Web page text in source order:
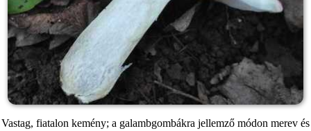
Vastag, fiatalon kemény; a galambgombákra jellemző módon merev és